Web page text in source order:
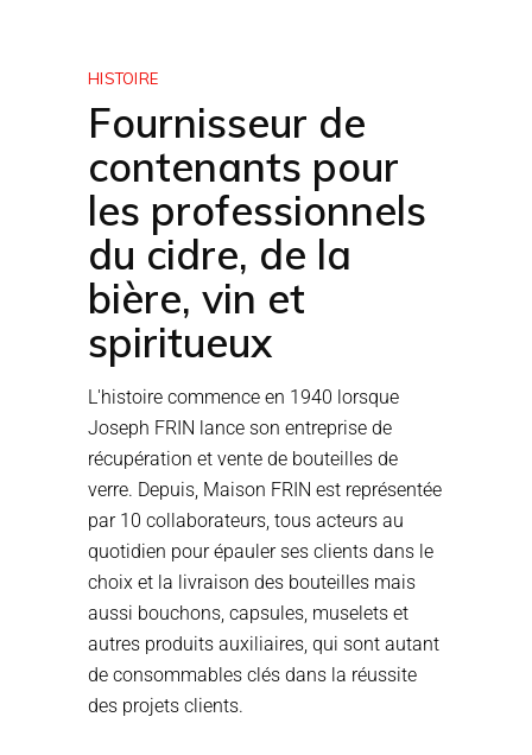
HISTOIRE
Fournisseur de
contenants pour
les professionnels
du cidre, de la
bière, vin et
spiritueux
L'histoire commence en 1940 lorsque
Joseph FRIN lance son entreprise de
récupération et vente de bouteilles de
verre. Depuis, Maison FRIN est représentée
par 10 collaborateurs, tous acteurs au
quotidien pour épauler ses clients dans le
choix et la livraison des bouteilles mais
aussi bouchons, capsules, muselets et
autres produits auxiliaires, qui sont autant
de consommables clés dans la réussite
des projets clients.